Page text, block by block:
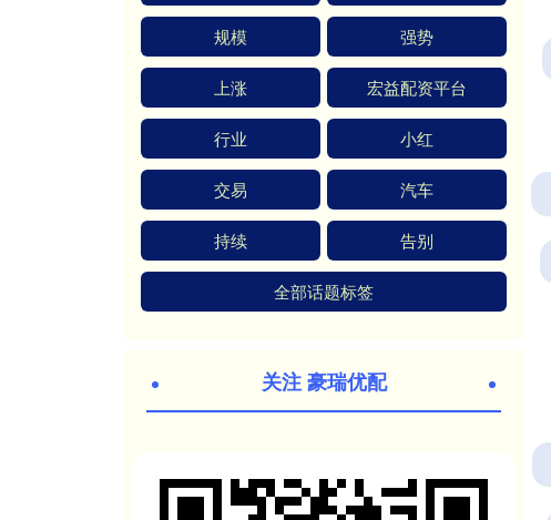
规模 强势
上涨 宏益配资平台
行业 小红
交易 汽车
持续 告别
全部话题标签
关注 豪瑞优配